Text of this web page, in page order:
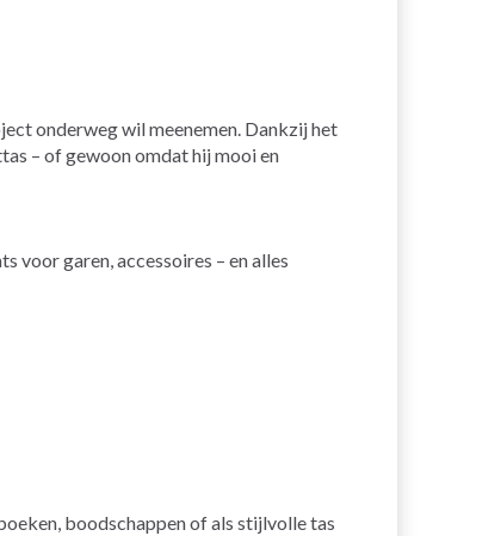
onderweg wil meenemen. Dankzij het
– of gewoon omdat hij mooi en
voor garen, accessoires – en alles
boodschappen of als stijlvolle tas